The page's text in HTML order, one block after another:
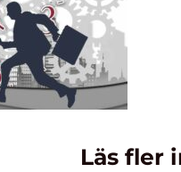
Läs fler